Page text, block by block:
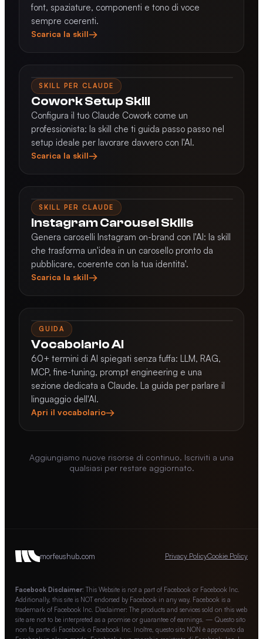
font, spaziature, componenti e tono di voce
sempre coerenti.
Scarica la skill→
SKILL PER CLAUDE
Cowork Setup Skill
Configura il tuo Claude Cowork come un
professionista: la skill che ti guida passo passo nel
setup ideale per lavorare davvero con l'AI.
Scarica la skill→
SKILL PER CLAUDE
Instagram Carousel Skills
Genera caroselli Instagram on-brand con l'AI: la skill
che trasforma un'idea in un carosello pronto da
pubblicare, coerente con la tua identita'.
Scarica la skill→
📖
GUIDA
Vocabolario AI
60+ termini di AI spiegati senza fuffa: LLM, RAG,
MCP, fine-tuning, prompt engineering e una
sezione dedicata a Claude. La guida per parlare il
linguaggio dell'AI.
Apri il vocabolario→
Aggiungiamo nuove risorse di continuo. Iscriviti a una
qualsiasi per restare aggiornato.
morfeushub.com Privacy PolicyCookie Policy
Facebook Disclaimer: This Website is not a part of Facebook or Facebook Inc.
Additionally, this site is NOT endorsed by Facebook in any way. Facebook is a
trademark of Facebook Inc. Disclaimer: The products and services sold on this web
site are not to be interpreted as a promise or guarantee of earnings. — Questo sito
non fa parte di Facebook o Facebook Inc. Inoltre, questo sito NON è approvato da